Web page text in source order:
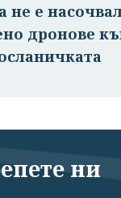
не е
дронове
ни